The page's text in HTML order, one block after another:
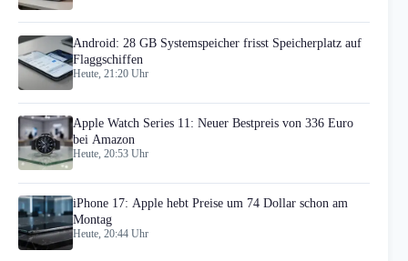
Android: 28 GB Systemspeicher frisst Speicherplatz auf
Flaggschiffen
Heute, 21:20 Uhr
Apple Watch Series 11: Neuer Bestpreis von 336 Euro
bei Amazon
Heute, 20:53 Uhr
iPhone 17: Apple hebt Preise um 74 Dollar schon am
Montag
Heute, 20:44 Uhr